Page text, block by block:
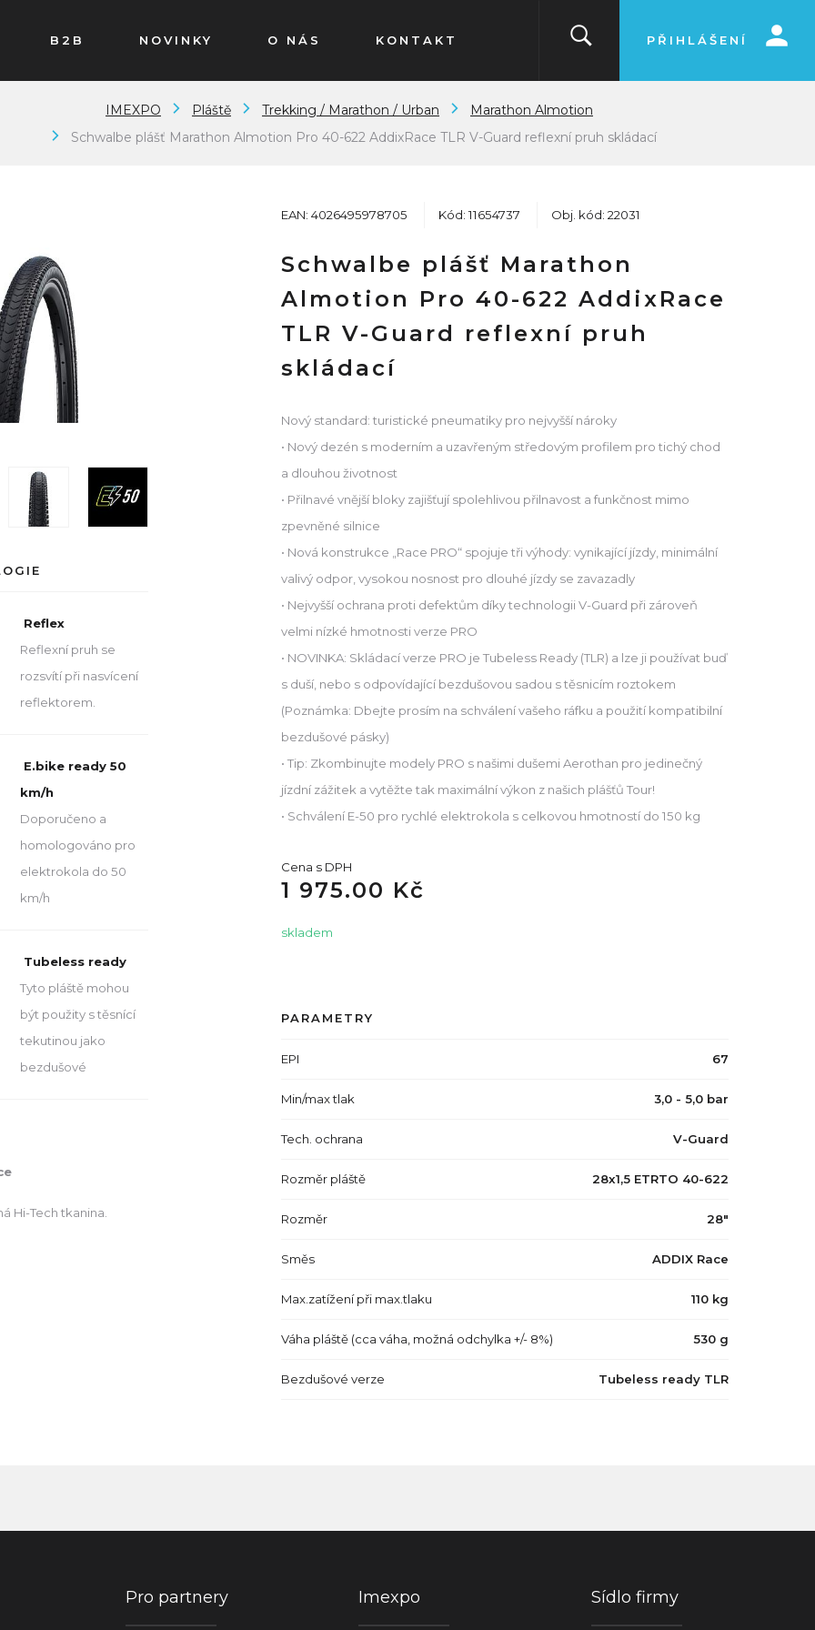
B2B NOVINKY O NÁS KONTAKT PŘIHLÁŠENÍ
IMEXPO Pláště Trekking / Marathon / Urban
Marathon Almotion
Schwalbe plášť Marathon Almotion Pro 40-622 AddixRace TLR V-Guard reflexní pruh skládací
EAN: 4026495978705 Kód: 11654737 Obj. kód: 22031
Schwalbe plášť Marathon
Almotion Pro 40-622 AddixRace
TLR V-Guard reflexní pruh
skládací
Nový standard: turistické pneumatiky pro nejvyšší nároky
• Nový dezén s moderním a uzavřeným středovým profilem pro tichý chod
a dlouhou životnost
• Přilnavé vnější bloky zajišťují spolehlivou přilnavost a funkčnost mimo
zpevněné silnice
• Nová konstrukce „Race PRO“ spojuje tři výhody: vynikající jízdy, minimální
valivý odpor, vysokou nosnost pro dlouhé jízdy se zavazadly
• Nejvyšší ochrana proti defektům díky technologii V-Guard při zároveň
velmi nízké hmotnosti verze PRO
• NOVINKA: Skládací verze PRO je Tubeless Ready (TLR) a lze ji používat buď
s duší, nebo s odpovídající bezdušovou sadou s těsnicím roztokem
(Poznámka: Dbejte prosím na schválení vašeho ráfku a použití kompatibilní
bezdušové pásky)
• Tip: Zkombinujte modely PRO s našimi dušemi Aerothan pro jedinečný
jízdní zážitek a vytěžte tak maximální výkon z našich plášťů Tour!
• Schválení E-50 pro rychlé elektrokola s celkovou hmotností do 150 kg
Cena s DPH
1 975.00 Kč
skladem
PARAMETRY
EPI 67
Min/max tlak 3,0 - 5,0 bar
Tech. ochrana V-Guard
Rozměr pláště 28x1,5 ETRTO 40-622
Rozměr 28"
Směs ADDIX Race
Max.zatížení při max.tlaku 110 kg
Váha pláště (cca váha, možná odchylka +/- 8%) 530 g
Bezdušové verze Tubeless ready TLR
Reflex
Reflexní pruh se
rozsvítí při nasvícení
reflektorem.
E.bike ready 50
km/h
Doporučeno a
homologováno pro
elektrokola do 50
km/h
Tubeless ready
Tyto pláště mohou
být použity s těsnící
tekutinou jako
bezdušové
Hi-Tech tkanina.
Pro partnery Imexpo Sídlo firmy